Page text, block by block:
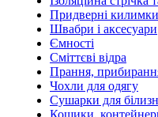
Придверні килимки
Швабри і аксесуари
Ємності
Сміттєві відра
Прання,
Чохли для одягу
Сушарки для
Кошики,